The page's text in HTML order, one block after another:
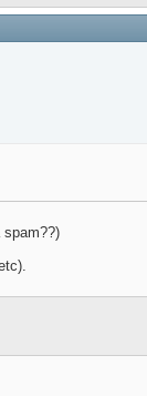
spam??)